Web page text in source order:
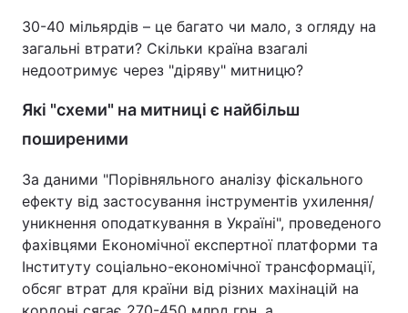
30-40 мільярдів – це багато чи мало, з огляду на
загальні втрати? Скільки країна взагалі
недоотримує через "діряву" митницю?
Які "схеми" на митниці є найбільш
поширеними
За даними "Порівняльного аналізу фіскального
ефекту від застосування інструментів ухилення/
уникнення оподаткування в Україні", проведеного
фахівцями Економічної експертної платформи та
Інституту соціально-економічної трансформації,
обсяг втрат для країни від різних махінацій на